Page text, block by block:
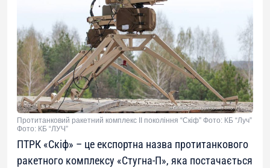
Протитанковий ракетний комплекс ІІ покоління “Скіф” Фото: КБ “Луч”
Фото: КБ “ЛУЧ”
ПТРК «Скіф» – це експортна назва протитанкового
ракетного комплексу «Стугна-П», яка постачається